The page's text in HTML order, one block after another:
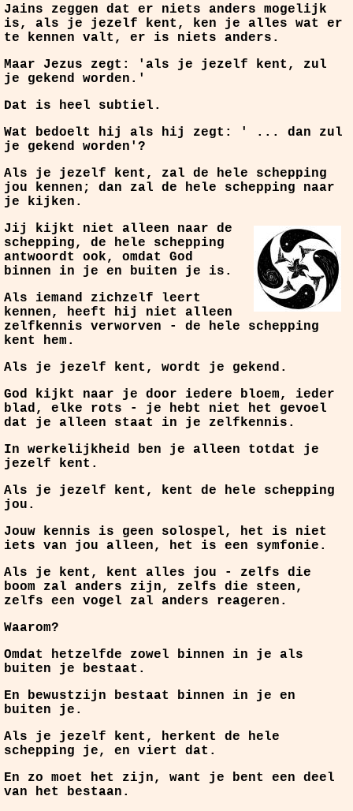
Jains zeggen dat er niets anders mogelijk
is, als je jezelf kent, ken je alles wat er
te kennen valt, er is niets anders.
Maar Jezus zegt: 'als je jezelf kent, zul
je gekend worden.'
Dat is heel subtiel.
Wat bedoelt hij als hij zegt: ' ... dan zul
je gekend worden'?
Als je jezelf kent, zal de hele schepping
jou kennen; dan zal de hele schepping naar
je kijken.
Jij kijkt niet alleen naar de
schepping, de hele schepping
antwoordt ook, omdat God
binnen in je en buiten je is.
Als iemand zichzelf leert
kennen, heeft hij niet alleen
zelfkennis verworven - de hele schepping
kent hem.
Als je jezelf kent, wordt je gekend.
God kijkt naar je door iedere bloem, ieder
blad, elke rots - je hebt niet het gevoel
dat je alleen staat in je zelfkennis.
In werkelijkheid ben je alleen totdat je
jezelf kent.
Als je jezelf kent, kent de hele schepping
jou.
Jouw kennis is geen solospel, het is niet
iets van jou alleen, het is een symfonie.
Als je kent, kent alles jou - zelfs die
boom zal anders zijn, zelfs die steen,
zelfs een vogel zal anders reageren.
Waarom?
Omdat hetzelfde zowel binnen in je als
buiten je bestaat.
En bewustzijn bestaat binnen in je en
buiten je.
Als je jezelf kent, herkent de hele
schepping je, en viert dat.
En zo moet het zijn, want je bent een deel
van het bestaan.